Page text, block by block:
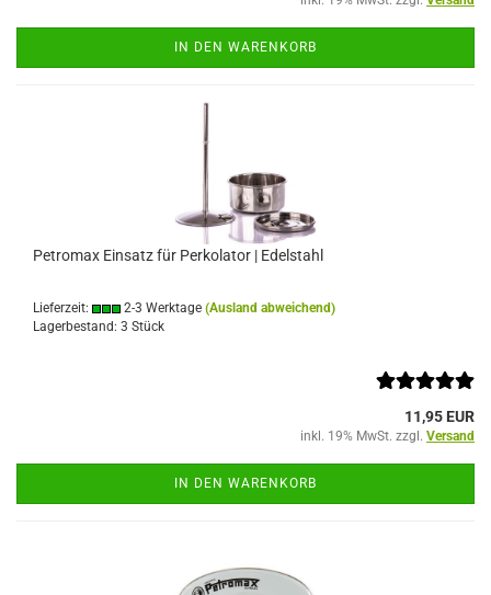
IN DEN WARENKORB
Petromax Einsatz für Perkolator | Edelstahl
Lieferzeit: 2-3 Werktage (Ausland abweichend)
Lagerbestand: 3 Stück
11,95 EUR
inkl. 19% MwSt. zzgl. Versand
IN DEN WARENKORB